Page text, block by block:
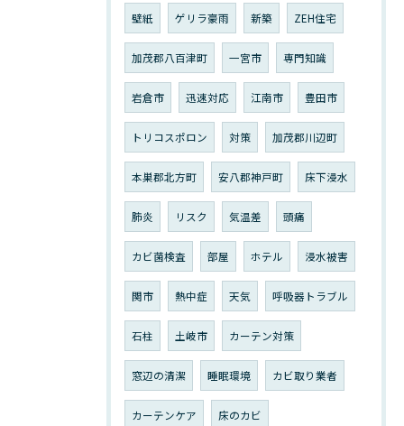
壁紙 ゲリラ豪雨 新築 ZEH住宅
加茂郡八百津町 一宮市 専門知識
岩倉市 迅速対応 江南市 豊田市
トリコスポロン 対策 加茂郡川辺町
本巣郡北方町 安八郡神戸町 床下浸水
肺炎 リスク 気温差 頭痛
カビ菌検査 部屋 ホテル 浸水被害
関市 熱中症 天気 呼吸器トラブル
石柱 土岐市 カーテン対策
窓辺の清潔 睡眠環境 カビ取り業者
カーテンケア 床のカビ